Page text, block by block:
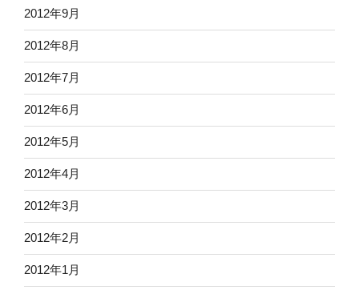
2012年9月
2012年8月
2012年7月
2012年6月
2012年5月
2012年4月
2012年3月
2012年2月
2012年1月